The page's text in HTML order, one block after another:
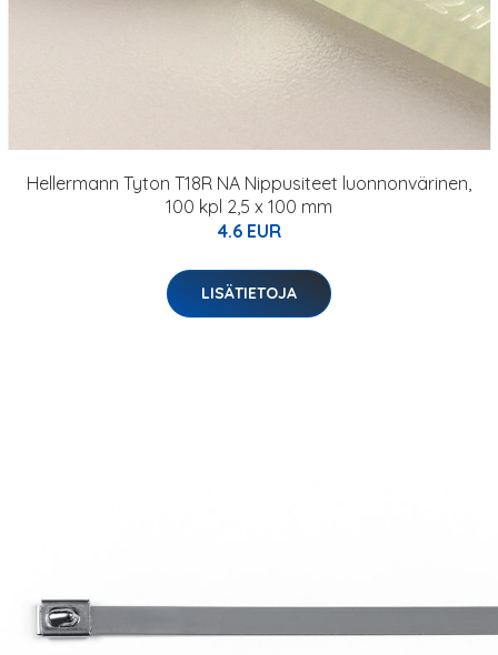
Hellermann Tyton T18R NA Nippusiteet luonnonvärinen,
100 kpl 2,5 x 100 mm
4.6 EUR
LISÄTIETOJA